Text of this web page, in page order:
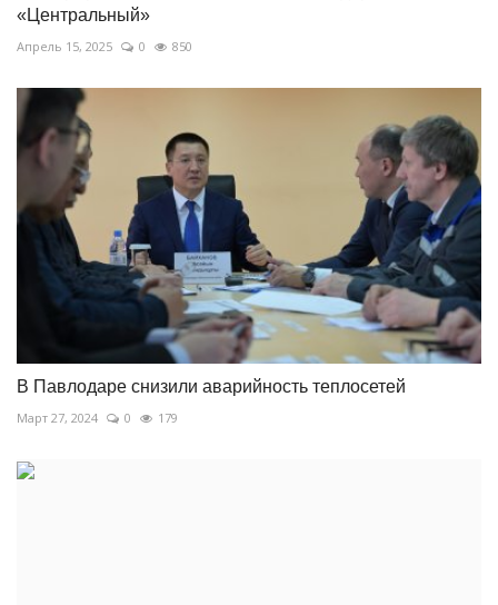
«Центральный»
Апрель 15, 2025 0 850
В Павлодаре снизили аварийность теплосетей
Март 27, 2024 0 179